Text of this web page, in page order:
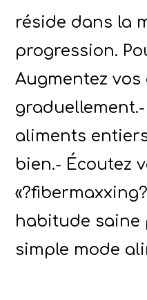
réside dans la
progression.
Augmentez
aliments
bien.- Écoutez
habitude saine
simple mode